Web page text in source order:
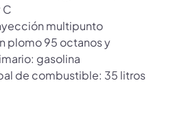
C
multipunto
plomo 95 octanos y
gasolina
de combustible: 35 litros